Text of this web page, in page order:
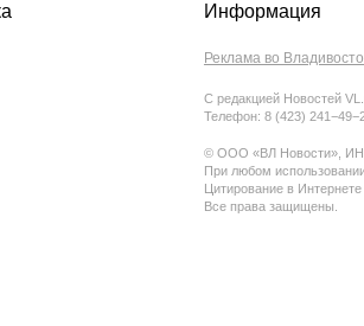
Информация
Реклама во
С редакцией Новостей
Телефон: 8 (423)
© ООО «ВЛ Новости»,
При любом
Цитирование в
Все права защищены.